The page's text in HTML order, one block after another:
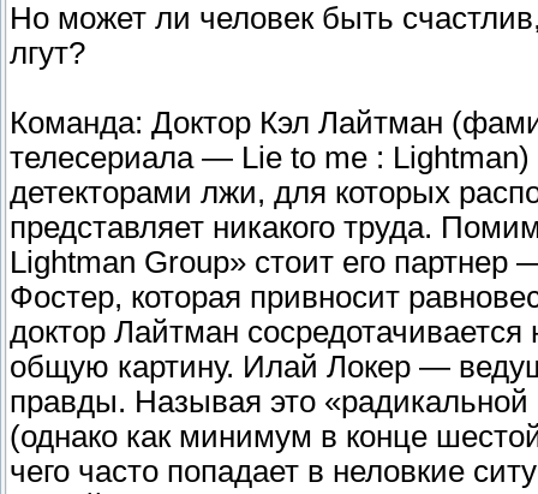
Но может ли человек быть
лгут?
Команда: Доктор Кэл Лайтман
телесериала — Lie to me :
детекторами лжи, для которых
представляет никакого труда.
Lightman Group» стоит его
Фостер, которая привносит
доктор Лайтман
общую картину. Илай Локер —
правды. Называя это «радикальной
(однако как минимум в конце
чего часто попадает в неловкие